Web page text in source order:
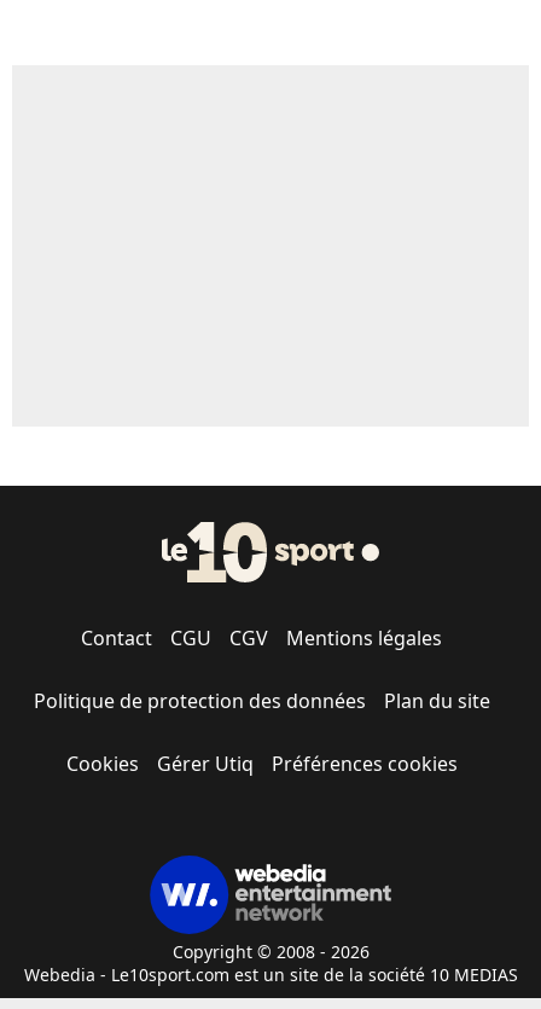
Contact CGU CGV Mentions légales
Politique de protection des données Plan du site
Cookies Gérer Utiq Préférences cookies
Copyright © 2008 - 2026
Webedia - Le10sport.com est un site de la société 10 MEDIAS